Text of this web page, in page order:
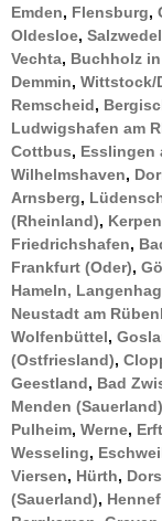
Emden, Flensburg,
Oldesloe, Salzwedel
Vechta, Buchholz
Demmin, Wittstock/
Remscheid,
Ludwigshafen am
Cottbus, Esslingen
Wilhelmshaven,
Arnsberg,
(Rheinland), Kerpen
Friedrichshafen,
Frankfurt (Oder),
Hameln,
Neustadt am
Wolfenbüttel,
(Ostfriesland),
Geestland, Bad
Menden (Sauerland)
Pulheim, Werne,
Wesseling,
Viersen, Hürth,
(Sauerland),